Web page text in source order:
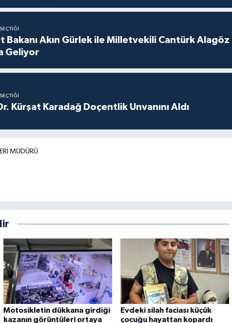
Bakanı Akın Gürlek ile Milletvekili Cantürk Alagöz
Geliyor
Kürşat Karadağ Doçentlik Unvanını Aldı
MÜDÜRÜ
Motosikletin dükkana girdiği
kazanın görüntüleri ortaya
Evdeki silah faciası küçük
çocuğu hayattan kopardı